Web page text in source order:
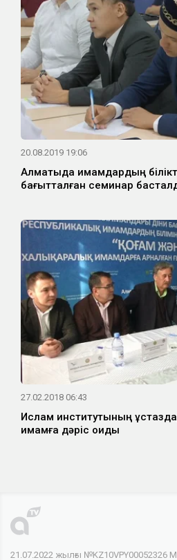
20.08.2019 19:06
Алматыда имамдардың
бағытталған семинар
27.02.2018 06:43
Ислам институтының
имамға дәріс оқиды
21.07.2022 жылғы №KZ10VPY00052326